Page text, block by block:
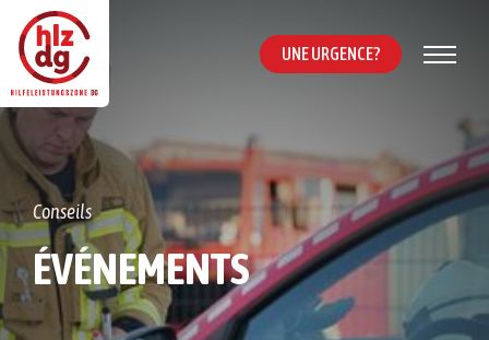
UNE URGENCE ?
Conseils
ÉVÉNEMENTS